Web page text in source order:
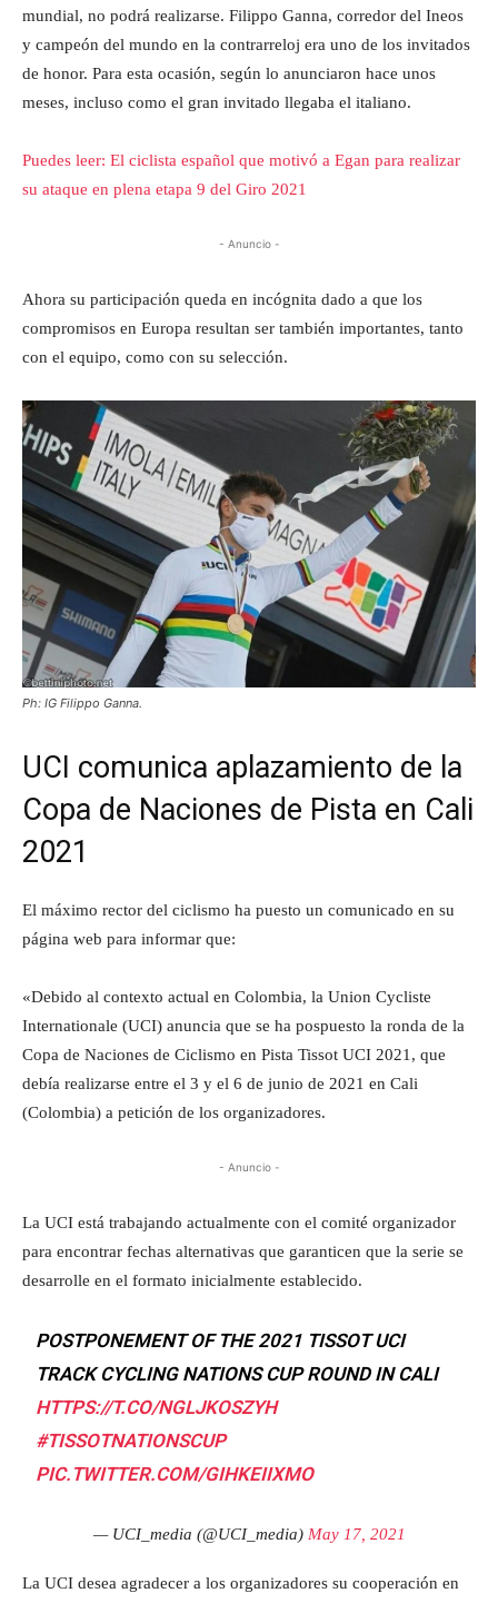
mundial, no podrá realizarse. Filippo Ganna, corredor del Ineos
y campeón del mundo en la contrarreloj era uno de los invitados
de honor. Para esta ocasión, según lo anunciaron hace unos
meses, incluso como el gran invitado llegaba el italiano.
Puedes leer: El ciclista español que motivó a Egan para realizar
su ataque en plena etapa 9 del Giro 2021
- Anuncio -
Ahora su participación queda en incógnita dado a que los
compromisos en Europa resultan ser también importantes, tanto
con el equipo, como con su selección.
Ph: IG Filippo Ganna.
UCI comunica aplazamiento de la
Copa de Naciones de Pista en Cali
2021
El máximo rector del ciclismo ha puesto un comunicado en su
página web para informar que:
«Debido al contexto actual en Colombia, la Union Cycliste
Internationale (UCI) anuncia que se ha pospuesto la ronda de la
Copa de Naciones de Ciclismo en Pista Tissot UCI 2021, que
debía realizarse entre el 3 y el 6 de junio de 2021 en Cali
(Colombia) a petición de los organizadores.
- Anuncio -
La UCI está trabajando actualmente con el comité organizador
para encontrar fechas alternativas que garanticen que la serie se
desarrolle en el formato inicialmente establecido.
POSTPONEMENT OF THE 2021 TISSOT UCI
TRACK CYCLING NATIONS CUP ROUND IN CALI
HTTPS://T.CO/NGLJKOSZYH
#TISSOTNATIONSCUP
PIC.TWITTER.COM/GIHKEIIXMO
— UCI_media (@UCI_media) May 17, 2021
La UCI desea agradecer a los organizadores su cooperación en